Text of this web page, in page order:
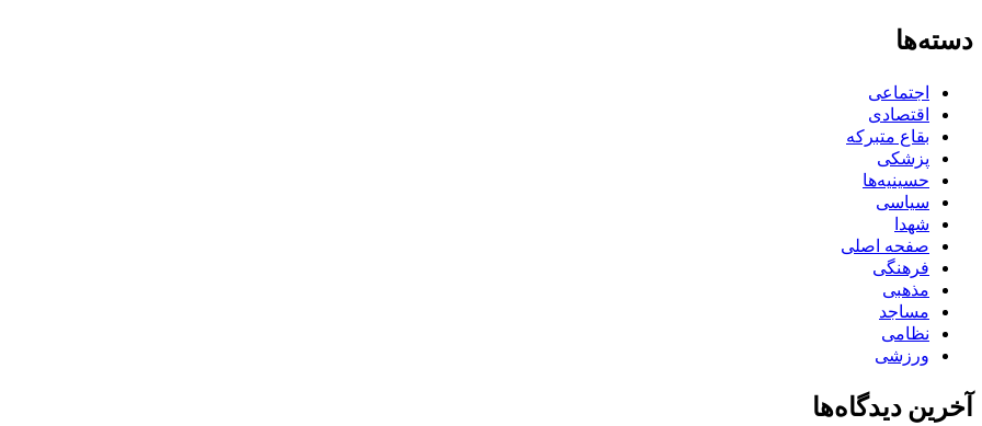
دسته‌ها
اجتماعی
اقتصادی
بقاع متبرکه
پزشکی
حسینیه‌ها
سیاسی
شهدا
صفحه اصلی
فرهنگی
مذهبی
مساجد
نظامی
ورزشی
آخرین دیدگاه‌ها